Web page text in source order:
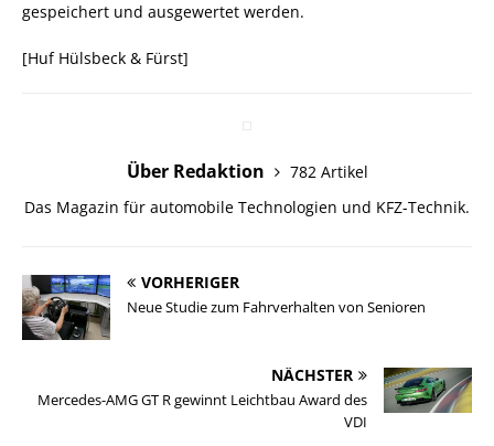
gespeichert und ausgewertet werden.
[Huf Hülsbeck & Fürst]
Über Redaktion
782 Artikel
Das Magazin für automobile Technologien und KFZ-Technik.
VORHERIGER
Neue Studie zum Fahrverhalten von Senioren
NÄCHSTER
Mercedes-AMG GT R gewinnt Leichtbau Award des
VDI